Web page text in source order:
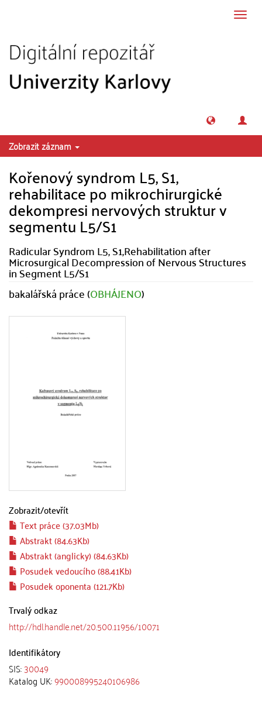
Zobrazit záznam
Kořenový syndrom L5, S1,
rehabilitace po mikrochirurgické
dekompresi nervových struktur v
segmentu L5/S1
Radicular Syndrom L5, S1,Rehabilitation after
Microsurgical Decompression of Nervous Structures
in Segment L5/S1
bakalářská práce (OBHÁJENO)
Zobrazit/otevřít
Text práce (37.03Mb)
Abstrakt (84.63Kb)
Abstrakt (anglicky) (84.63Kb)
Posudek vedoucího (88.41Kb)
Posudek oponenta (121.7Kb)
Trvalý odkaz
http://hdl.handle.net/20.500.11956/10071
Identifikátory
SIS:30049
Katalog UK:990008995240106986